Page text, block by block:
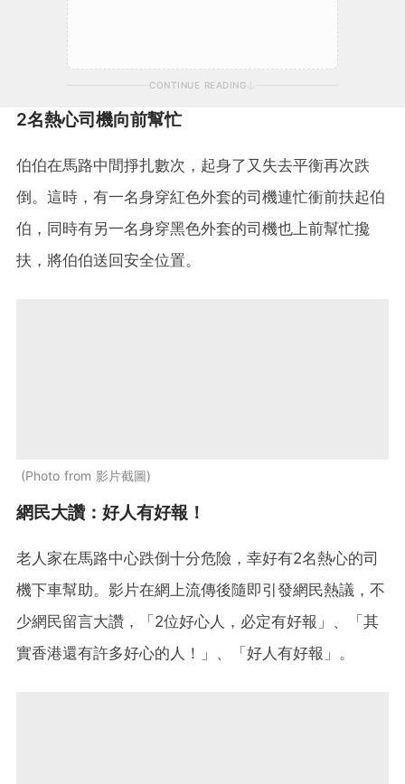
CONTINUE READING
2名熱心司機向前幫忙
伯伯在馬路中間掙扎數次，起身了又失去平衡再次跌
倒。這時，有一名身穿紅色外套的司機連忙衝前扶起伯
伯，同時有另一名身穿黑色外套的司機也上前幫忙攙
扶，將伯伯送回安全位置。
Photo from 影片截圖
網民大讚：好人有好報！
老人家在馬路中心跌倒十分危險，幸好有2名熱心的司
機下車幫助。影片在網上流傳後隨即引發網民熱議，不
少網民留言大讚，「2位好心人，必定有好報」、「其
實香港還有許多好心的人！」、「好人有好報」。